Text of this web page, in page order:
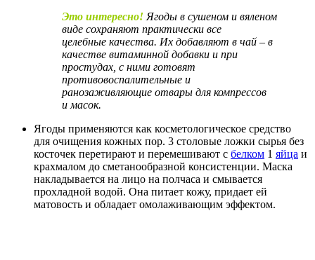
Это интересно! Ягоды в сушеном и вяленом
виде сохраняют практически все
целебные качества. Их добавляют в чай – в
качестве витаминной добавки и при
простудах, с ними готовят
противовоспалительные и
ранозаживляющие отвары для компрессов
и масок.
Ягоды применяются как косметологическое средство
для очищения кожных пор. 3 столовые ложки сырья без
косточек перетирают и перемешивают с белком 1 яйца и
крахмалом до сметанообразной консистенции. Маска
накладывается на лицо на полчаса и смывается
прохладной водой. Она питает кожу, придает ей
матовость и обладает омолаживающим эффектом.